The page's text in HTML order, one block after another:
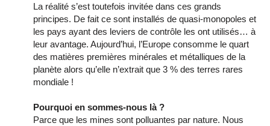
La réalité s’est toutefois invitée dans ces grands
principes. De fait ce sont installés de quasi-monopoles et
les pays ayant des leviers de contrôle les ont utilisés… à
leur avantage. Aujourd’hui, l’Europe consomme le quart
des matières premières minérales et métalliques de la
planète alors qu’elle n’extrait que 3 % des terres rares
mondiale !
Pourquoi en sommes-nous là ?
Parce que les mines sont polluantes par nature. Nous